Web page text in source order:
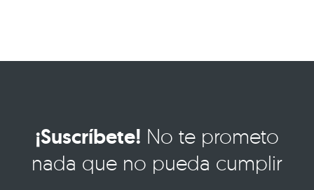
¡Suscríbete! No te prometo
nada que no pueda cumplir